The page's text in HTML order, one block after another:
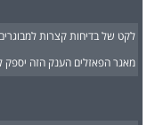
לקט של בדיחות קצרות
מאגר הפאזלים הענק הזה